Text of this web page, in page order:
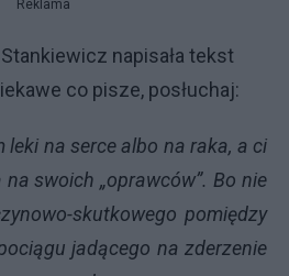
Reklama
napisała tekst
co pisze, posłuchaj:
na serce albo na raka, a ci
swoich „oprawców”. Bo nie
skutkowego pomiędzy
jadącego na zderzenie